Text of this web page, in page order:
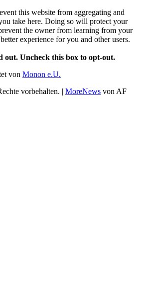
this website from aggregating and
take here. Doing so will protect your
the owner from learning from your
experience for you and other users.
out. Uncheck this box to opt-out.
von Monon e.U.
vorbehalten. | MoreNews von AF